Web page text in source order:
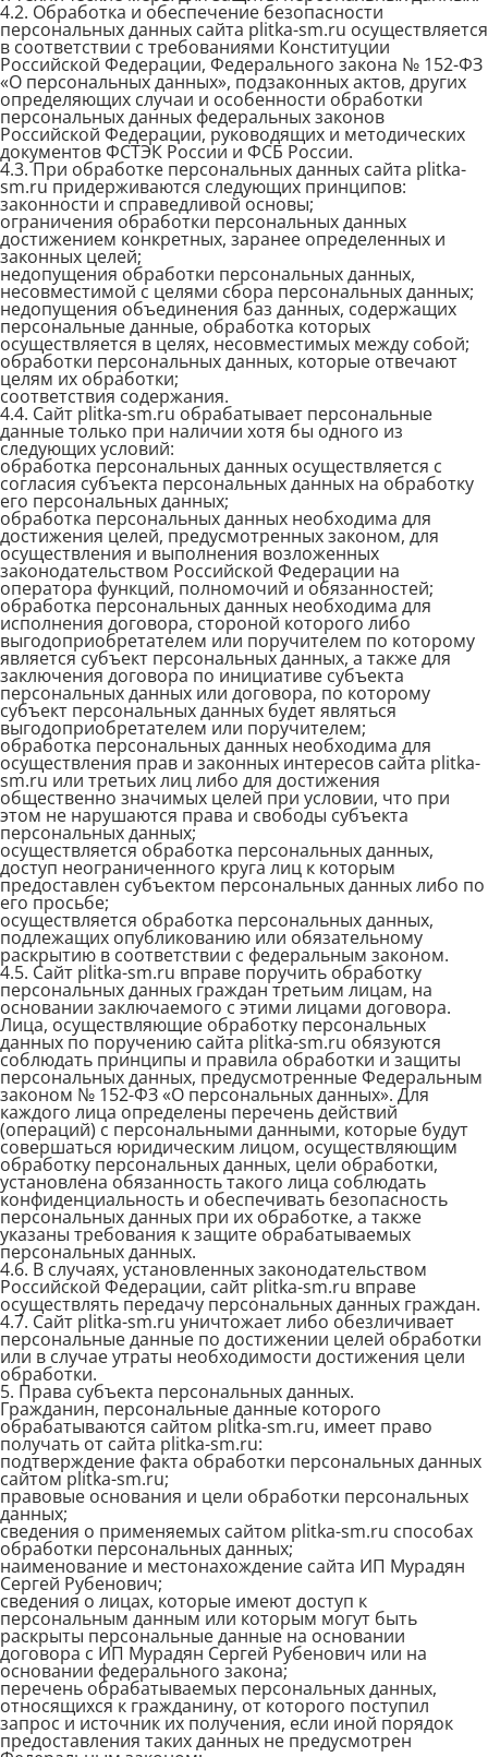
4.2. Обработка и обеспечение безопасности
персональных данных сайта plitka-sm.ru осуществляется
в соответствии с требованиями Конституции
Российской Федерации, Федерального закона № 152-ФЗ
«О персональных данных», подзаконных актов, других
определяющих случаи и особенности обработки
персональных данных федеральных законов
Российской Федерации, руководящих и методических
документов ФСТЭК России и ФСБ России.
4.3. При обработке персональных данных сайта plitka-
sm.ru придерживаются следующих принципов:
законности и справедливой основы;
ограничения обработки персональных данных
достижением конкретных, заранее определенных и
законных целей;
недопущения обработки персональных данных,
несовместимой с целями сбора персональных данных;
недопущения объединения баз данных, содержащих
персональные данные, обработка которых
осуществляется в целях, несовместимых между собой;
обработки персональных данных, которые отвечают
целям их обработки;
соответствия содержания.
4.4. Сайт plitka-sm.ru обрабатывает персональные
данные только при наличии хотя бы одного из
следующих условий:
обработка персональных данных осуществляется с
согласия субъекта персональных данных на обработку
его персональных данных;
обработка персональных данных необходима для
достижения целей, предусмотренных законом, для
осуществления и выполнения возложенных
законодательством Российской Федерации на
оператора функций, полномочий и обязанностей;
обработка персональных данных необходима для
исполнения договора, стороной которого либо
выгодоприобретателем или поручителем по которому
является субъект персональных данных, а также для
заключения договора по инициативе субъекта
персональных данных или договора, по которому
субъект персональных данных будет являться
выгодоприобретателем или поручителем;
обработка персональных данных необходима для
осуществления прав и законных интересов сайта plitka-
sm.ru или третьих лиц либо для достижения
общественно значимых целей при условии, что при
этом не нарушаются права и свободы субъекта
персональных данных;
осуществляется обработка персональных данных,
доступ неограниченного круга лиц к которым
предоставлен субъектом персональных данных либо по
его просьбе;
осуществляется обработка персональных данных,
подлежащих опубликованию или обязательному
раскрытию в соответствии с федеральным законом.
4.5. Сайт plitka-sm.ru вправе поручить обработку
персональных данных граждан третьим лицам, на
основании заключаемого с этими лицами договора.
Лица, осуществляющие обработку персональных
данных по поручению сайта plitka-sm.ru обязуются
соблюдать принципы и правила обработки и защиты
персональных данных, предусмотренные Федеральным
законом № 152-ФЗ «О персональных данных». Для
каждого лица определены перечень действий
(операций) с персональными данными, которые будут
совершаться юридическим лицом, осуществляющим
обработку персональных данных, цели обработки,
установлена обязанность такого лица соблюдать
конфиденциальность и обеспечивать безопасность
персональных данных при их обработке, а также
указаны требования к защите обрабатываемых
персональных данных.
4.6. В случаях, установленных законодательством
Российской Федерации, сайт plitka-sm.ru вправе
осуществлять передачу персональных данных граждан.
4.7. Сайт plitka-sm.ru уничтожает либо обезличивает
персональные данные по достижении целей обработки
или в случае утраты необходимости достижения цели
обработки.
5. Права субъекта персональных данных.
Гражданин, персональные данные которого
обрабатываются сайтом plitka-sm.ru, имеет право
получать от сайта plitka-sm.ru:
подтверждение факта обработки персональных данных
сайтом plitka-sm.ru;
правовые основания и цели обработки персональных
данных;
сведения о применяемых сайтом plitka-sm.ru способах
обработки персональных данных;
наименование и местонахождение сайта ИП Мурадян
Сергей Рубенович;
сведения о лицах, которые имеют доступ к
персональным данным или которым могут быть
раскрыты персональные данные на основании
договора с ИП Мурадян Сергей Рубенович или на
основании федерального закона;
перечень обрабатываемых персональных данных,
относящихся к гражданину, от которого поступил
запрос и источник их получения, если иной порядок
предоставления таких данных не предусмотрен